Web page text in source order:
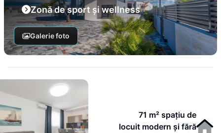
Zonă de sport și wellness
Galerie foto
71 m² spațiu de
locuit modern și fără